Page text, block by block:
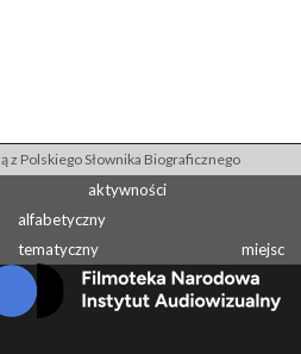
z Polskiego Słownika Biograficznego
aktywności
alfabetyczny
tematyczny
miejsc